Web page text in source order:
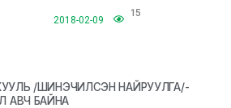
2018-02-09
15
/ШИНЭЧИЛСЭН НАЙРУУЛГА/-
АВЧ БАЙНА